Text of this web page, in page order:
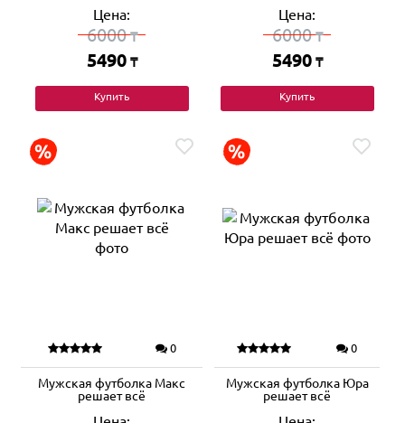
Цена:
6000₸
5490 ₸
Купить
Цена:
6000₸
5490 ₸
Купить
0
Мужская футболка Макс
решает всё
0
Мужская футболка Юра
решает всё